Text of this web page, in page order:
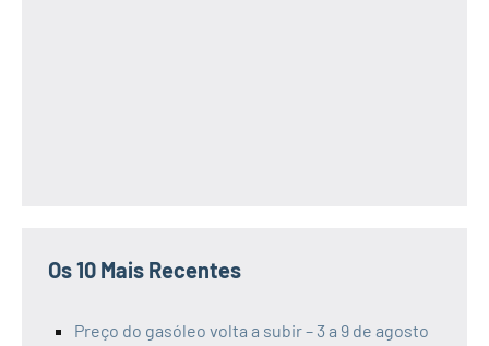
Os 10 Mais Recentes
Preço do gasóleo volta a subir – 3 a 9 de agosto